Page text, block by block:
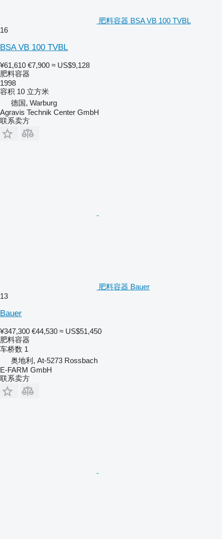
肥料容器 BSA VB 100 TVBL
16
BSA VB 100 TVBL
¥61,610 €7,900 ≈ US$9,128
肥料容器
1998
容积 10 立方米
德国, Warburg
Agravis Technik Center GmbH
联系卖方
肥料容器 Bauer
13
Bauer
¥347,300 €44,530 ≈ US$51,450
肥料容器
车桥数 1
奥地利, At-5273 Rossbach
E-FARM GmbH
联系卖方